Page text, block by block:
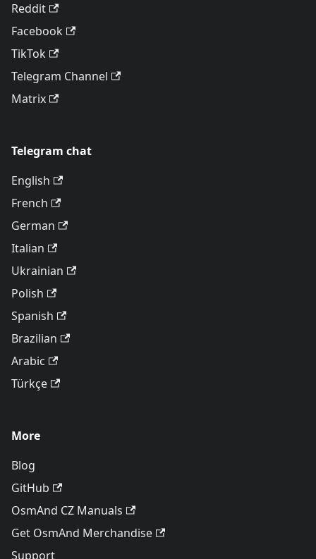
Reddit
Facebook
TikTok
Telegram Channel
Matrix
Telegram chat
English
French
German
Italian
Ukrainian
Polish
Spanish
Brazilian
Arabic
Türkçe
More
Blog
GitHub
OsmAnd CZ Manuals
Get OsmAnd Merchandise
Support